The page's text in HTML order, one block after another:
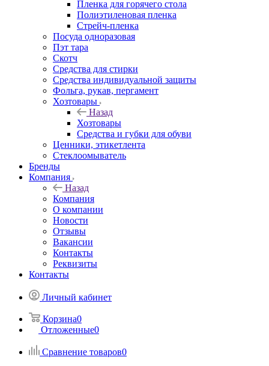
Пленка для горячего стола
Полиэтиленовая пленка
Стрейч-пленка
Посуда одноразовая
Пэт тара
Скотч
Средства для стирки
Средства индивидуальной защиты
Фольга, рукав, пергамент
Хозтовары
Назад
Хозтовары
Средства и губки для обуви
Ценники, этикетлента
Стеклоомыватель
Бренды
Компания
Назад
Компания
О компании
Новости
Отзывы
Вакансии
Контакты
Реквизиты
Контакты
Личный кабинет
Корзина0
Отложенные0
Сравнение товаров0